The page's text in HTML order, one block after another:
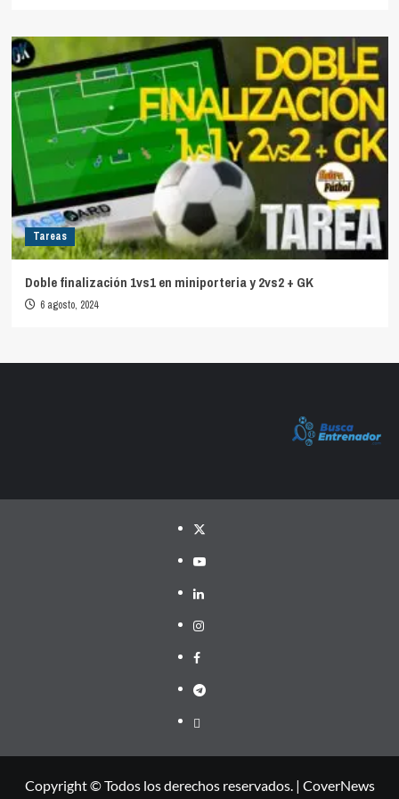
Tareas
Doble finalización 1vs1 en miniporteria y 2vs2 + GK
6 agosto, 2024
Twitter
YouTube
LinkedIn
Instagram
Facebook
Telegram
PayPal
Copyright © Todos los derechos reservados. | CoverNews